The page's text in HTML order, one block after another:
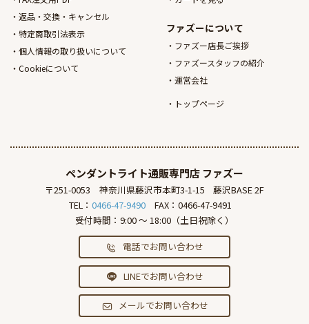
返品・交換・キャンセル
特定商取引法表示
個人情報の取り扱いについて
Cookieについて
ファズーについて
ファズー店長ご挨拶
ファズースタッフの紹介
運営会社
トップページ
ペンダントライト通販専門店 ファズー
〒251-0053 神奈川県藤沢市本町3-1-15
藤沢BASE 2F
TEL： 0466-47-9490
FAX：0466-47-9491
受付時間：9:00 ～ 18:00（土日祝除く）
電話でお問い合わせ
LINEでお問い合わせ
メールでお問い合わせ